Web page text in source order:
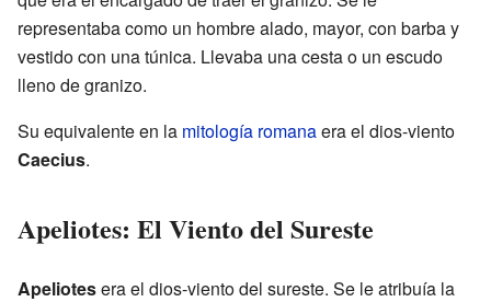
representaba como un hombre alado, mayor, con barba y
vestido con una túnica. Llevaba una cesta o un escudo
lleno de granizo.
Su equivalente en la mitología romanaera el dios-viento
Caecius.
Apeliotes: El Viento del Sureste
Apeliotesera el dios-viento del sureste. Se le atribuía la